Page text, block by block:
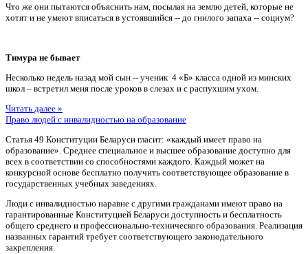
Что же они пытаются объяснить нам, посылая на землю детей, которые не
хотят и не умеют вписаться в устоявшийся -- до гнилого запаха -- социум?
Тимура не бывает
Несколько недель назад мой сын -- ученик 4 «Б» класса одной из минских
школ – встретил меня после уроков в слезах и с распухшим ухом.
Читать далее »
Право людей с инвалидностью на образование
Статья 49 Конституции Беларуси гласит: «каждый имеет право на
образование». Среднее специальное и высшее образование доступно для
всех в соответствии со способностями каждого. Каждый может на
конкурсной основе бесплатно получить соответствующее образование в
государственных учебных заведениях.
Люди с инвалидностью наравне с другими гражданами имеют право на
гарантированные Конституцией Беларуси доступность и бесплатность
общего среднего и профессионально-технического образования. Реализация
названных гарантий требует соответствующего законодательного
закрепления.